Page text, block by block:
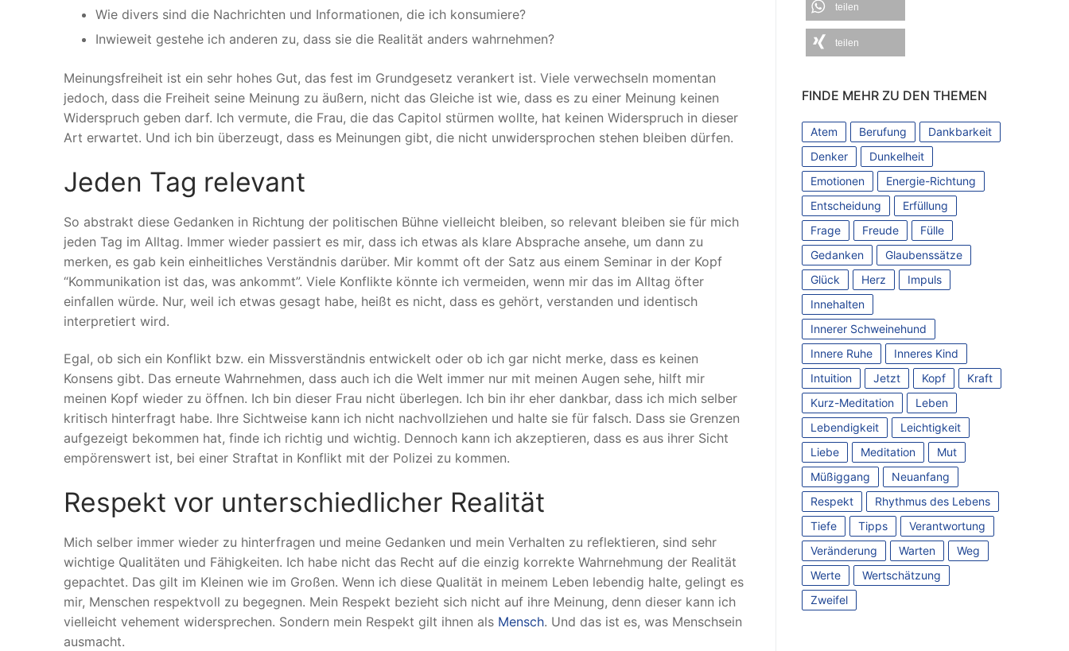
Wie divers sind die Nachrichten und Informationen, die ich konsumiere?
Inwieweit gestehe ich anderen zu, dass sie die Realität anders wahrnehmen?
Meinungsfreiheit ist ein sehr hohes Gut, das fest im Grundgesetz verankert ist. Viele verwechseln momentan
jedoch, dass die Freiheit seine Meinung zu äußern, nicht das Gleiche ist wie, dass es zu einer Meinung keinen
Widerspruch geben darf. Ich vermute, die Frau, die das Capitol stürmen wollte, hat keinen Widerspruch in dieser
Art erwartet. Und ich bin überzeugt, dass es Meinungen gibt, die nicht unwidersprochen stehen bleiben dürfen.
Jeden Tag relevant
So abstrakt diese Gedanken in Richtung der politischen Bühne vielleicht bleiben, so relevant bleiben sie für mich
jeden Tag im Alltag. Immer wieder passiert es mir, dass ich etwas als klare Absprache ansehe, um dann zu
merken, es gab kein einheitliches Verständnis darüber. Mir kommt oft der Satz aus einem Seminar in der Kopf
“Kommunikation ist das, was ankommt”. Viele Konflikte könnte ich vermeiden, wenn mir das im Alltag öfter
einfallen würde. Nur, weil ich etwas gesagt habe, heißt es nicht, dass es gehört, verstanden und identisch
interpretiert wird.
Egal, ob sich ein Konflikt bzw. ein Missverständnis entwickelt oder ob ich gar nicht merke, dass es keinen
Konsens gibt. Das erneute Wahrnehmen, dass auch ich die Welt immer nur mit meinen Augen sehe, hilft mir
meinen Kopf wieder zu öffnen. Ich bin dieser Frau nicht überlegen. Ich bin ihr eher dankbar, dass ich mich selber
kritisch hinterfragt habe. Ihre Sichtweise kann ich nicht nachvollziehen und halte sie für falsch. Dass sie Grenzen
aufgezeigt bekommen hat, finde ich richtig und wichtig. Dennoch kann ich akzeptieren, dass es aus ihrer Sicht
empörenswert ist, bei einer Straftat in Konflikt mit der Polizei zu kommen.
Respekt vor unterschiedlicher Realität
Mich selber immer wieder zu hinterfragen und meine Gedanken und mein Verhalten zu reflektieren, sind sehr
wichtige Qualitäten und Fähigkeiten. Ich habe nicht das Recht auf die einzig korrekte Wahrnehmung der Realität
gepachtet. Das gilt im Kleinen wie im Großen. Wenn ich diese Qualität in meinem Leben lebendig halte, gelingt es
mir, Menschen respektvoll zu begegnen. Mein Respekt bezieht sich nicht auf ihre Meinung, denn dieser kann ich
vielleicht vehement widersprechen. Sondern mein Respekt gilt ihnen als Mensch. Und das ist es, was Menschsein
ausmacht.
teilen
teilen
FINDE MEHR ZU DEN THEMEN
Atem Berufung
Dankbarkeit
Denker
Dunkelheit
Emotionen
Energie-Richtung
Entscheidung
Erfüllung
Frage
Freude
Fülle
Gedanken
Glaubenssätze
Glück
Herz
Impuls
Innehalten
Innerer Schweinehund
Innere Ruhe
Inneres Kind
Intuition
Jetzt Kopf
Kraft
Kurz-Meditation
Leben
Lebendigkeit
Leichtigkeit
Liebe
Meditation
Mut
Müßiggang
Neuanfang
Respekt
Rhythmus des Lebens
Tiefe
Tipps
Verantwortung
Veränderung
Warten
Weg
Werte
Wertschätzung
Zweifel